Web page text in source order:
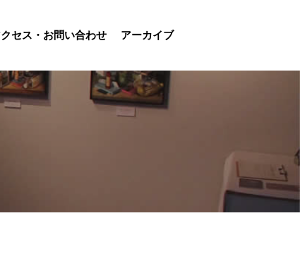
セス・お問い合わせ アーカイブ